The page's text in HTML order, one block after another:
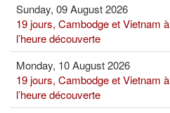
Sunday, 09 August 2026
19 jours, Cambodge et Vietnam à
l’heure découverte
Monday, 10 August 2026
19 jours, Cambodge et Vietnam à
l’heure découverte